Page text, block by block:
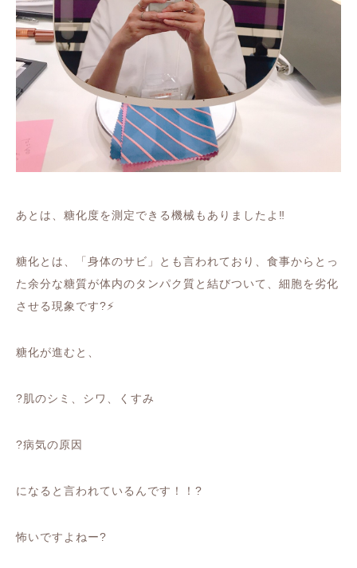
あとは、糖化度を測定できる機械もありましたよ ‼️
糖化とは、「身体のサビ」とも言われており、食事からとっ
た余分な糖質が体内のタンパク質と結びついて、細胞を劣化
させる現象です?⚡️
糖化が進むと、
?肌のシミ、シワ、くすみ
?病気の原因
になると言われているんです！！ ?
怖いですよねー?